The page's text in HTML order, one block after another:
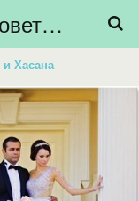
Свадебный блог - советы невестам, подготовка к свадьбе - HiBride
и Хасана